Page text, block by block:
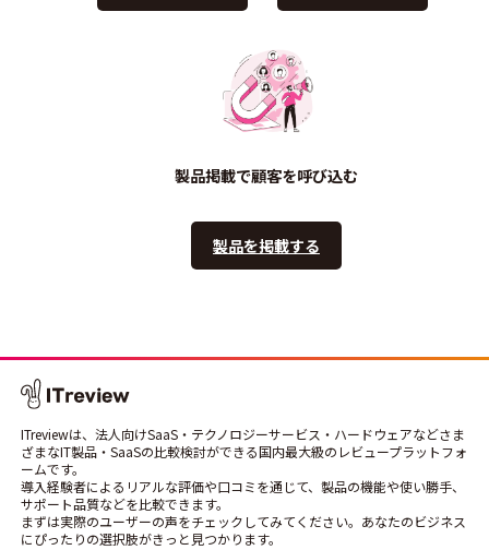
製品掲載で顧客を呼び込む
製品を掲載する
ITreviewは、法人向けSaaS・テクノロジーサービス・ハードウェアなどさま
ざまなIT製品・SaaSの比較検討ができる国内最大級のレビュープラットフォ
ームです。
導入経験者によるリアルな評価や口コミを通じて、製品の機能や使い勝手、
サポート品質などを比較できます。
まずは実際のユーザーの声をチェックしてみてください。あなたのビジネス
にぴったりの選択肢がきっと見つかります。